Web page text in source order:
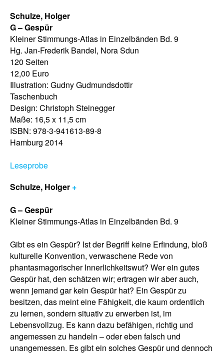
Schulze, Holger +
G – Gespür
Kleiner Stimmungs-Atlas in Einzelbänden Bd. 9
Gibt es ein Gespür? Ist der Begriff keine Erfindung, bloß
kulturelle Konvention, verwaschene Rede von
phantasmagorischer Innerlichkeitswut? Wer ein gutes
Gespür hat, den schätzen wir; ertragen wir aber auch,
wenn jemand gar kein Gespür hat? Ein Gespür zu
besitzen, das meint eine Fähigkeit, die kaum ordentlich
zu lernen, sondern situativ zu erwerben ist, im
Lebensvollzug. Es kann dazu befähigen, richtig und
angemessen zu handeln – oder eben falsch und
unangemessen. Es gibt ein solches Gespür und dennoch
Schulze, Holger
G – Gespür
Kleiner Stimmungs-Atlas in Einzelbänden Bd. 9
Hg. Jan-Frederik Bandel, Nora Sdun
120 Seiten
12,00 Euro
Illustration: Gudny Gudmundsdottir
Taschenbuch
Design: Christoph Steinegger
Maße: 16,5 x 11,5 cm
ISBN: 978-3-941613-89-8
Hamburg 2014
Leseprobe